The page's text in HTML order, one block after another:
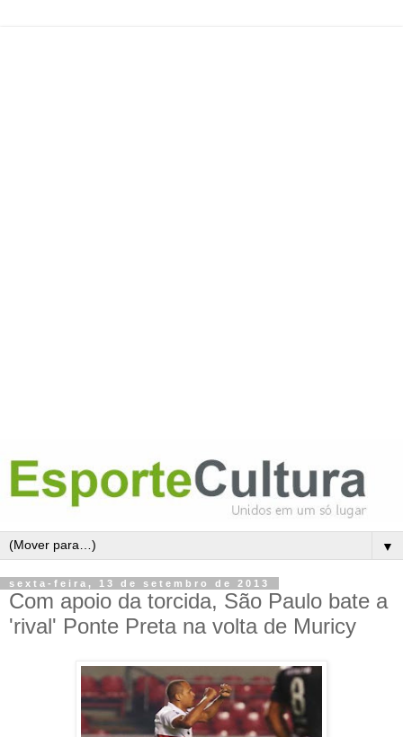
▼
sexta-feira, 13 de setembro de 2013
Com apoio da torcida, São Paulo bate a
'rival' Ponte Preta na volta de Muricy